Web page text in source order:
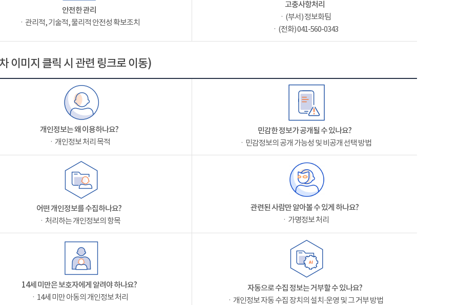
안전한 관리
ㆍ관리적, 기술적, 물리적 안전성 확보조치
고충사항처리
ㆍ(부서) 정보화팀
ㆍ(전화) 041-560-0343
이미지 클릭 시 관련 링크로 이동)
개인정보는 왜 이용하나요?
ㆍ개인정보 처리 목적
민감한 정보가 공개될 수 있나요?
ㆍ민감정보의 공개 가능성 및 비공개 선택 방법
어떤 개인정보를 수집하나요?
ㆍ처리하는 개인정보의 항목
관련된 사람만 알아볼 수 있게 하나요?
ㆍ가명정보 처리
14세 미만은 보호자에게 알려야 하나요?
ㆍ14세 미만 아동의 개인정보 처리
자동으로 수집 정보는 거부할 수 있나요?
ㆍ개인정보 자동 수집 장치의 설치·운영 및 그 거부 방법